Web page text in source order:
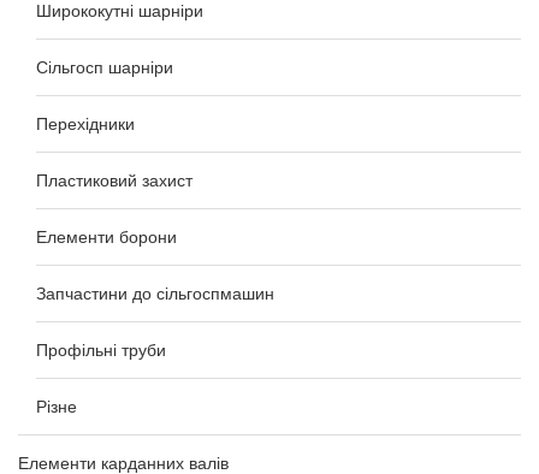
Ширококутні шарніри
Сільгосп шарніри
Перехідники
Пластиковий захист
Елементи борони
Запчастини до сільгоспмашин
Профільні труби
Різне
Елементи карданних валів